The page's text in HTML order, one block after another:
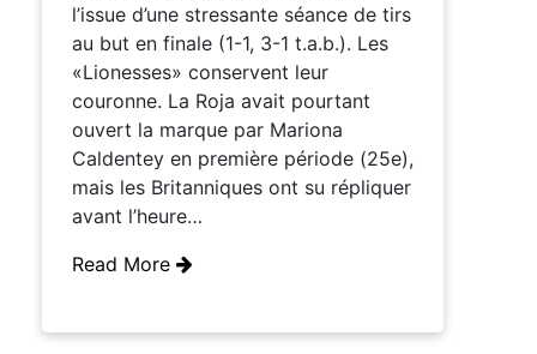
l’issue d’une stressante séance de tirs
au but en finale (1-1, 3-1 t.a.b.). Les
«Lionesses» conservent leur
couronne. La Roja avait pourtant
ouvert la marque par Mariona
Caldentey en première période (25e),
mais les Britanniques ont su répliquer
avant l’heure…
Read More